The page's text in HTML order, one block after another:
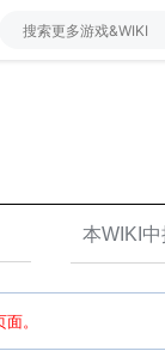
。
，请多尝试几次。